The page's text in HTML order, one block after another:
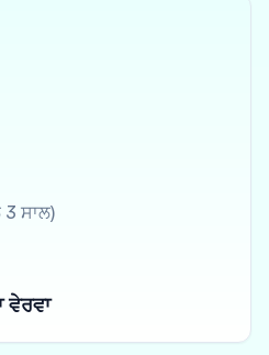
3 ਸਾਲ)
ਵੇਰਵਾ